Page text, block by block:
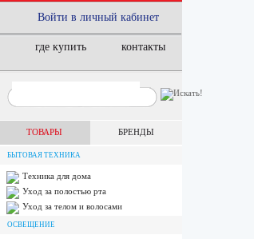
Войти в личный кабинет
где купить контакты
ТОВАРЫ БРЕНДЫ
БЫТОВАЯ ТЕХНИКА
Техника для дома
Уход за полостью рта
Уход за телом и волосами
ОСВЕЩЕНИЕ